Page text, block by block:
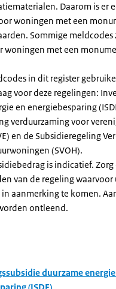
Daarom is er
woningen met een
Sommige meldcodes
woningen met een
in dit register
voor deze regelingen:
en energiebesparing
verduurzaming voor
en de Subsidieregeling
(SVOH).
is indicatief.
van de regeling waarvoor
aanmerking te komen.
ontleend.
duurzame